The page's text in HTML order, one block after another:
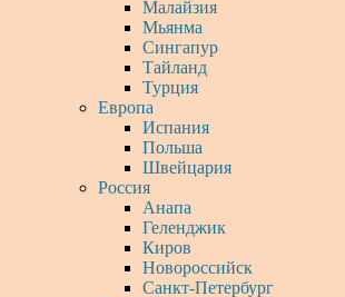
Малайзия
Мьянма
Сингапур
Тайланд
Турция
Европа
Испания
Польша
Швейцария
Россия
Анапа
Геленджик
Киров
Новороссийск
Санкт-Петербург